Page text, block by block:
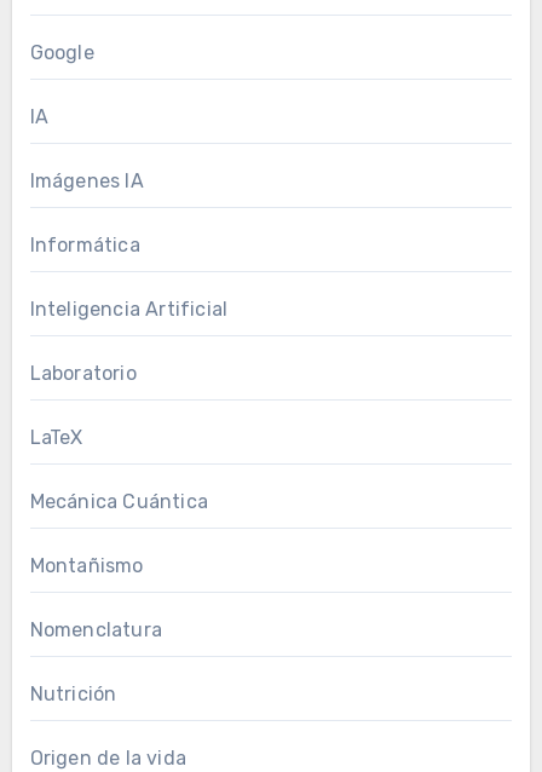
Google
IA
Imágenes IA
Informática
Inteligencia Artificial
Laboratorio
LaTeX
Mecánica Cuántica
Montañismo
Nomenclatura
Nutrición
Origen de la vida